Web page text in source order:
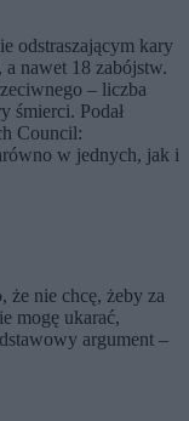
odstraszającym kary
nawet 18 zabójstw.
– liczba
śmierci. Podał
Council:
w jednych, jak i
że nie chcę, żeby za
mogę ukarać,
argument –